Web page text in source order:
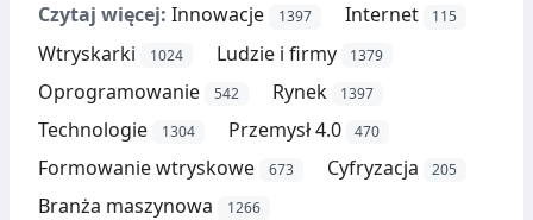
Czytaj więcej: Innowacje 1397 Internet 115
Wtryskarki 1024 Ludzie i firmy 1379
Oprogramowanie 542 Rynek 1397
Technologie 1304 Przemysł 4.0 470
Formowanie wtryskowe 673 Cyfryzacja 205
Branża maszynowa 1266